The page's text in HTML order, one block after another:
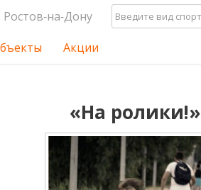
Ростов-на-Дону
Акции
«На ролики!»